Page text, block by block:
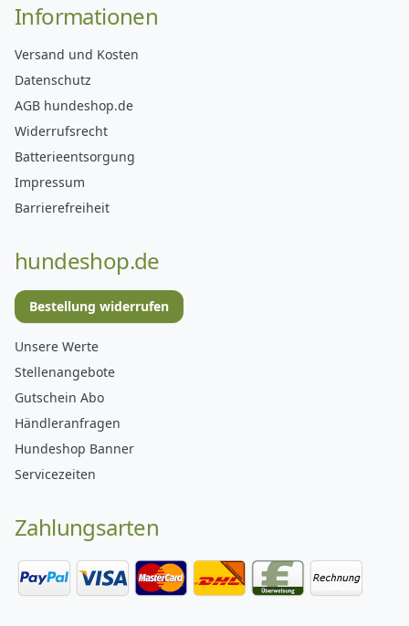
Informationen
Versand und Kosten
Datenschutz
AGB hundeshop.de
Widerrufsrecht
Batterieentsorgung
Impressum
Barrierefreiheit
hundeshop.de
Bestellung widerrufen
Unsere Werte
Stellenangebote
Gutschein Abo
Händleranfragen
Hundeshop Banner
Servicezeiten
Zahlungsarten